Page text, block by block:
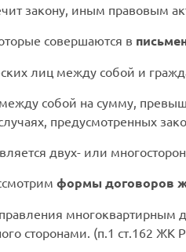
закону, иным правовым
совершаются в
лиц между собой и
собой на сумму,
предусмотренных
двух- или
формы договоров
многоквартирным
сторонами. (п.1 ст.162 ЖК